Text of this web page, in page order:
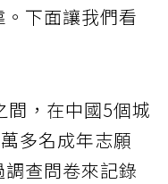
下面讓我們看
，在中國5個城
多名成年志願
查問卷來記錄